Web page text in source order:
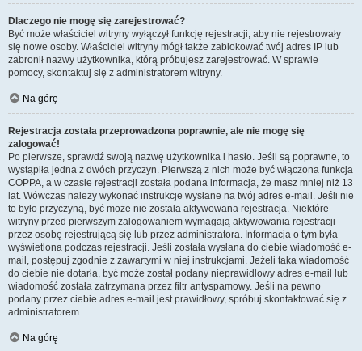
Dlaczego nie mogę się zarejestrować?
Być może właściciel witryny wyłączył funkcję rejestracji, aby nie rejestrowały
się nowe osoby. Właściciel witryny mógł także zablokować twój adres IP lub
zabronił nazwy użytkownika, którą próbujesz zarejestrować. W sprawie
pomocy, skontaktuj się z administratorem witryny.
Na górę
Rejestracja została przeprowadzona poprawnie, ale nie mogę się
zalogować!
Po pierwsze, sprawdź swoją nazwę użytkownika i hasło. Jeśli są poprawne, to
wystąpiła jedna z dwóch przyczyn. Pierwszą z nich może być włączona funkcja
COPPA, a w czasie rejestracji została podana informacja, że masz mniej niż 13
lat. Wówczas należy wykonać instrukcje wysłane na twój adres e-mail. Jeśli nie
to było przyczyną, być może nie została aktywowana rejestracja. Niektóre
witryny przed pierwszym zalogowaniem wymagają aktywowania rejestracji
przez osobę rejestrującą się lub przez administratora. Informacja o tym była
wyświetlona podczas rejestracji. Jeśli została wysłana do ciebie wiadomość e-
mail, postępuj zgodnie z zawartymi w niej instrukcjami. Jeżeli taka wiadomość
do ciebie nie dotarła, być może został podany nieprawidłowy adres e-mail lub
wiadomość została zatrzymana przez filtr antyspamowy. Jeśli na pewno
podany przez ciebie adres e-mail jest prawidłowy, spróbuj skontaktować się z
administratorem.
Na górę